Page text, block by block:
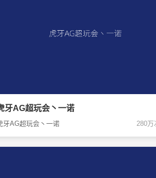
牙AG超玩会丶一诺
牙AG超玩会丶一诺 280万